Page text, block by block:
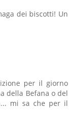
dei biscotti! Un
per il giorno
della Befana o del
mi sa che per il